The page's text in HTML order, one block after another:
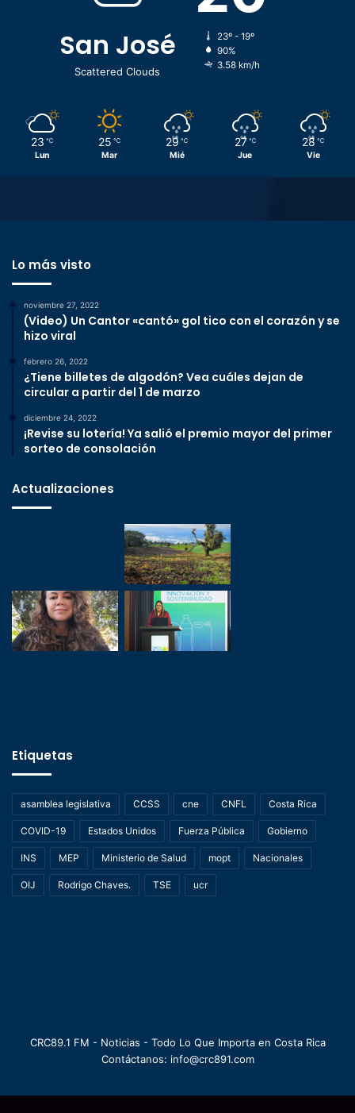
San José
Scattered Clouds
23º - 19º
90%
3.58 km/h
23 ℃
Lun
25 ℃
Mar
29 ℃
Mié
27 ℃
Jue
28 ℃
Vie
Lo más visto
noviembre 27, 2022
(Video) Un Cantor «cantó» gol tico con el corazón y se
hizo viral
febrero 26, 2022
¿Tiene billetes de algodón? Vea cuáles dejan de
circular a partir del 1 de marzo
diciembre 24, 2022
¡Revise su lotería! Ya salió el premio mayor del primer
sorteo de consolación
Actualizaciones
Etiquetas
asamblea legislativa CCSS cne CNFL Costa Rica
COVID-19 Estados Unidos Fuerza Pública Gobierno
INS MEP Ministerio de Salud mopt Nacionales
OIJ Rodrigo Chaves. TSE ucr
CRC89.1 FM - Noticias - Todo Lo Que Importa en Costa Rica
Contáctanos: info@crc891.com